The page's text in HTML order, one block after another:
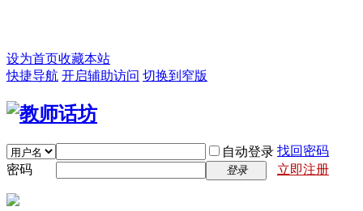
设为首页收藏本站
快捷导航 开启辅助访问 切换到窄版
自动登录 找回密码
密码
登录 立即注册